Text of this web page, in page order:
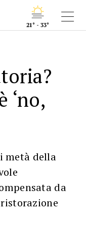
21° - 33°
‘no,
metà della
da